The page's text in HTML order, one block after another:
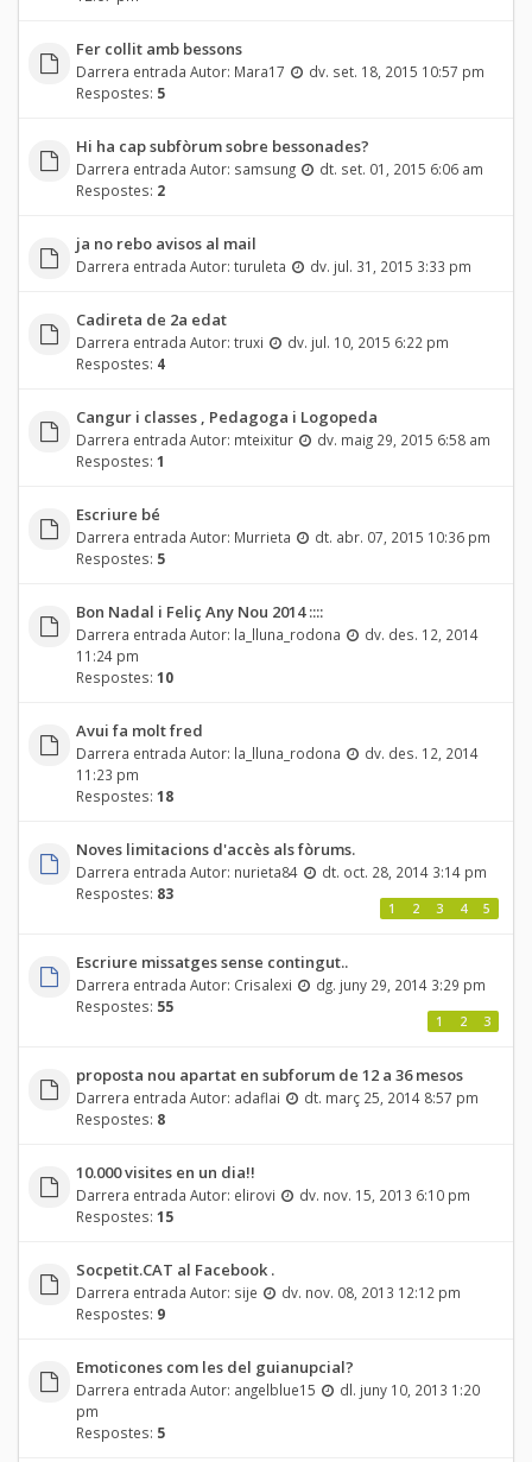
Fer collit amb bessons
Darrera entrada Autor: Mara17
dv. set. 18, 2015 10:57 pm
Respostes: 5
Hi ha cap subfòrum sobre bessonades?
Darrera entrada Autor: samsung
dt. set. 01, 2015 6:06 am
Respostes: 2
ja no rebo avisos al mail
Darrera entrada Autor: turuleta dv. jul. 31, 2015 3:33 pm
Cadireta de 2a edat
Darrera entrada Autor: truxi
dv. jul. 10, 2015 6:22 pm
Respostes: 4
Cangur i classes , Pedagoga i Logopeda
Darrera entrada Autor: mteixitur
dv. maig 29, 2015 6:58 am
Respostes: 1
Escriure bé
Darrera entrada Autor: Murrieta
dt. abr. 07, 2015 10:36 pm
Respostes: 5
Bon Nadal i Feliç Any Nou 2014 ::::
Darrera entrada Autor: la_lluna_rodona
dv. des. 12, 2014
11:24 pm
Respostes: 10
Avui fa molt fred
Darrera entrada Autor: la_lluna_rodona
dv. des. 12, 2014
11:23 pm
Respostes: 18
Noves limitacions d'accès als fòrums.
Darrera entrada Autor: nurieta84
dt. oct. 28, 2014 3:14 pm
Respostes: 83
1 2 3 4 5
Escriure missatges sense contingut..
Darrera entrada Autor: Crisalexi
dg. juny 29, 2014 3:29 pm
Respostes: 55
1 2 3
proposta nou apartat en subforum de 12 a 36 mesos
Darrera entrada Autor: adaflai
dt. març 25, 2014 8:57 pm
Respostes: 8
10.000 visites en un dia!!
Darrera entrada Autor: elirovi
dv. nov. 15, 2013 6:10 pm
Respostes: 15
Socpetit.CAT al Facebook .
Darrera entrada Autor: sije
dv. nov. 08, 2013 12:12 pm
Respostes: 9
Emoticones com les del guianupcial?
Darrera entrada Autor: angelblue15
dl. juny 10, 2013 1:20
pm
Respostes: 5